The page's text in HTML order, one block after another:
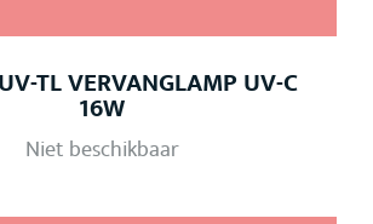
TL VERVANGLAMP UV-C
16W
Niet beschikbaar